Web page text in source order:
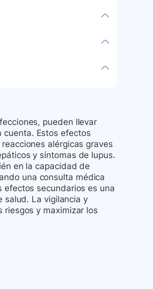
dolor o presión en el
°C durante 30 días
Si es mayor de 65
adversos. Este
pueden llevar
cuenta. Estos efectos
alérgicas graves
y síntomas de lupus.
en la capacidad de
una consulta médica
efectos secundarios es una
salud. La vigilancia y
riesgos y maximizar los